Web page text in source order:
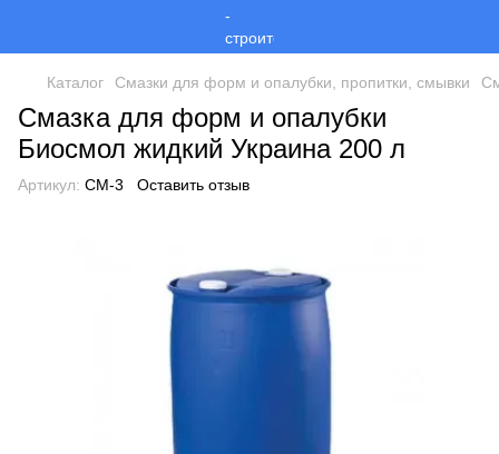
Каталог Смазки для форм и опалубки, пропитки, смывки
Смазка для форм и опалубки
Биосмол жидкий Украина 200 л
Артикул: СМ-3 Оставить отзыв